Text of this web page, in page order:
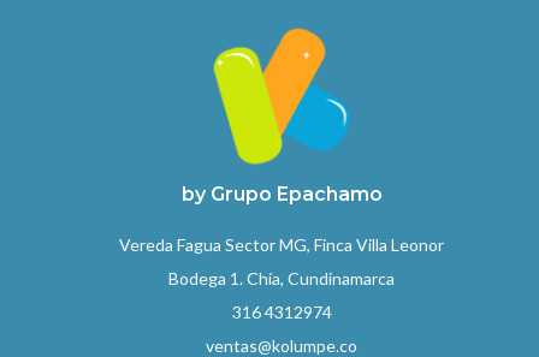
by Grupo Epachamo
Vereda Fagua Sector MG, Finca Villa Leonor
Bodega 1. Chía, Cundinamarca
316 4312974
ventas@kolumpe.co